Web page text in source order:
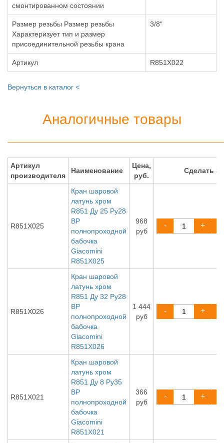
смонтированном состоянии
Размер резьбы Размер резьбы
Характеризует тип и размер
присоединительной резьбы крана
3/8"
Артикул R851X022
Вернуться в каталог <
Аналогичные товары
Артикул
производителя
Наименование
Цена,
руб.
Сделать
R851X025
Кран шаровой
латунь хром
R851 Ду 25 Ру28
ВР
полнопроходной
бабочка
Giacomini
R851X025
968
руб
- +
R851X026
Кран шаровой
латунь хром
R851 Ду 32 Ру28
ВР
полнопроходной
бабочка
Giacomini
R851X026
1 444
руб
- +
R851X021
Кран шаровой
латунь хром
R851 Ду 8 Ру35
ВР
полнопроходной
бабочка
Giacomini
R851X021
366
руб
- +